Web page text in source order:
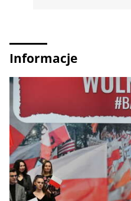
Informacje